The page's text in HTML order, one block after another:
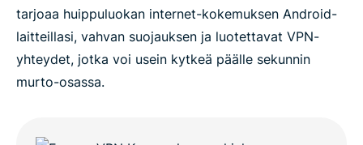
tarjoaa huippuluokan internet-kokemuksen Android-
laitteillasi, vahvan suojauksen ja luotettavat VPN-
yhteydet, jotka voi usein kytkeä päälle sekunnin
murto-osassa.